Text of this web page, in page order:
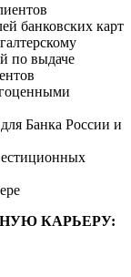
банковских карт
по выдаче
Банка России и
КАРЬЕРУ: